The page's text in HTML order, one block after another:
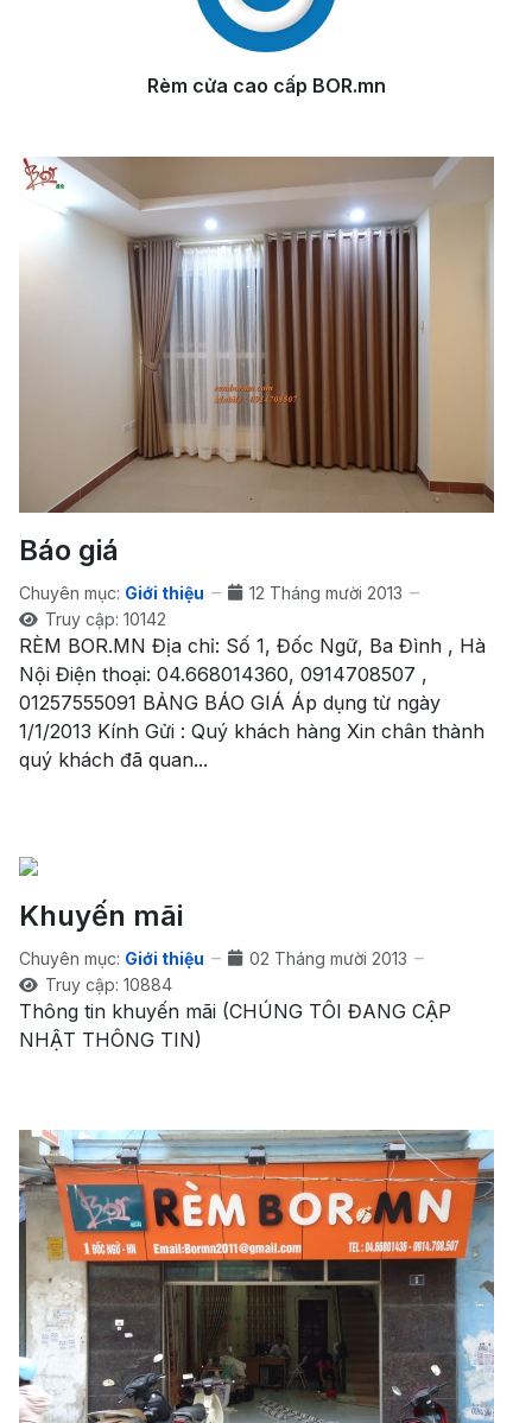
Rèm cửa cao cấp BOR.mn
Báo giá
Chuyên mục: Giới thiệu
12 Tháng mười 2013
Truy cập: 10142
RÈM BOR.MN Địa chỉ: Số 1, Đốc Ngữ, Ba Đình , Hà
Nội Điện thoại: 04.668014360, 0914708507 ,
01257555091 BẢNG BÁO GIÁ Áp dụng từ ngày
1/1/2013 Kính Gửi : Quý khách hàng Xin chân thành
quý khách đã quan...
Khuyến mãi
Chuyên mục: Giới thiệu
02 Tháng mười 2013
Truy cập: 10884
Thông tin khuyến mãi (CHÚNG TÔI ĐANG CẬP
NHẬT THÔNG TIN)